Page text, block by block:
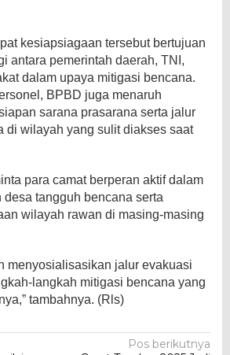
kesiapsiagaan tersebut bertujuan
antara pemerintah daerah, TNI,
dalam upaya mitigasi bencana.
BPBD juga menaruh
sarana prasarana serta jalur
di wilayah yang sulit diakses saat
para camat berperan aktif dalam
tangguh bencana serta
wilayah rawan di masing-masing
menyosialisasikan jalur evakuasi
langkah mitigasi bencana yang
tambahnya. (Rls)
Pos berikutnya